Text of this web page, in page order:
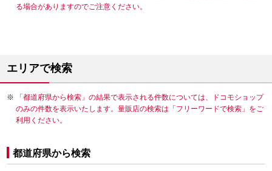
る場合がありますのでご注意ください。
エリアで検索
「都道府県から検索」の結果で表示される件数については、ドコモショップ
のみの件数を表示いたします。量販店の検索は「フリーワードで検索」をご
利用ください。
都道府県から検索